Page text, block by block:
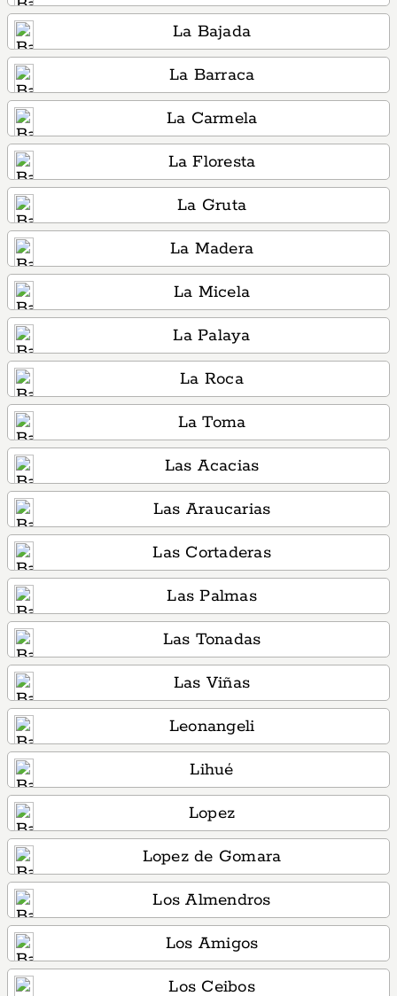
La Bajada
La Barraca
La Carmela
La Floresta
La Gruta
La Madera
La Micela
La Palaya
La Roca
La Toma
Las Acacias
Las Araucarias
Las Cortaderas
Las Palmas
Las Tonadas
Las Viñas
Leonangeli
Lihué
Lopez
Lopez de Gomara
Los Almendros
Los Amigos
Los Ceibos